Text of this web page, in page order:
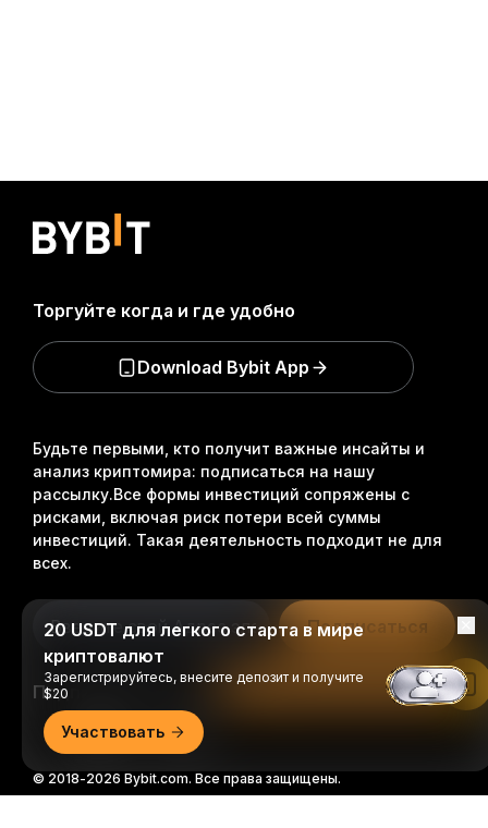
Будьте первыми, кто получит важные инсайты и
анализ криптомира: подписаться на нашу
рассылку.Все формы инвестиций сопряжены с
рисками, включая риск потери всей суммы
инвестиций. Такая деятельность подходит не для
всех.
Подписаться
Подписывайтесь на нас
© 2018-2026 Bybit.com. Все права защищены.
Торгуйте когда и где удобно
Download Bybit App
20 USDT для легкого старта в мире
криптовалют
Зарегистрируйтесь, внесите депозит и получите
$20
Участвовать
Читать в приложении Bybit